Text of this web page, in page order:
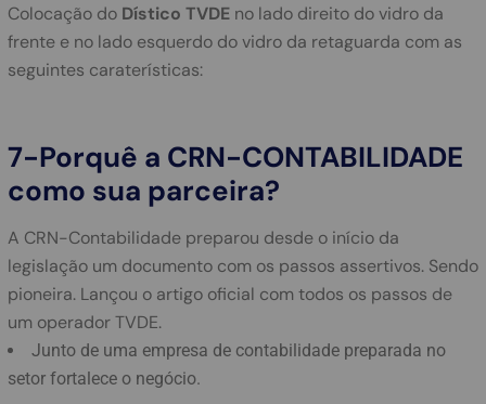
Colocação do Dístico TVDE no lado direito do vidro da
frente e no lado esquerdo do vidro da retaguarda com as
seguintes caraterísticas:
7-Porquê a CRN-CONTABILIDADE
como sua parceira?
A CRN-Contabilidade preparou desde o início da
legislação um documento com os passos assertivos. Sendo
pioneira. Lançou o artigo oficial com todos os passos de
um operador TVDE.
Junto de uma empresa de contabilidade preparada no
setor fortalece o negócio.